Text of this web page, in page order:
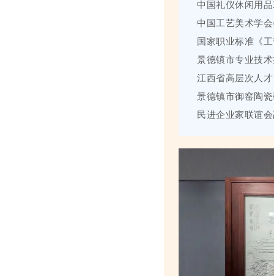
中国礼仪休闲用
中国工艺美术学
国家职业标准《
景德镇市专业技
江西省高层次人
景德镇市御窑陶
民进企业家联谊